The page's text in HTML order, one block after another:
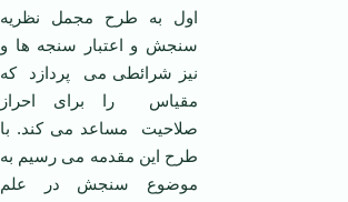
اول به طرح مجمل نظریه
سنجش و اعتبار سنجه ها و
نیز شرائطی می
پردازد
که
مقیاس
را برای احراز
صلاحیت
مساعد می کند. با
طرح این مقدمه می رسیم به
موضوع سنجش در علم